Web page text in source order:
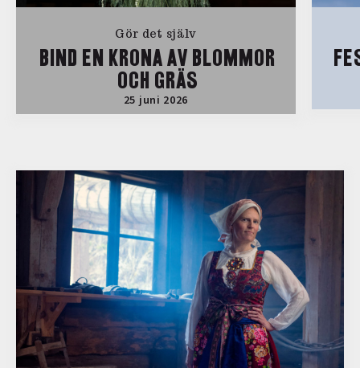
Gör det själv
BIND EN KRONA AV BLOMMOR
OCH GRÄS
25 juni 2026